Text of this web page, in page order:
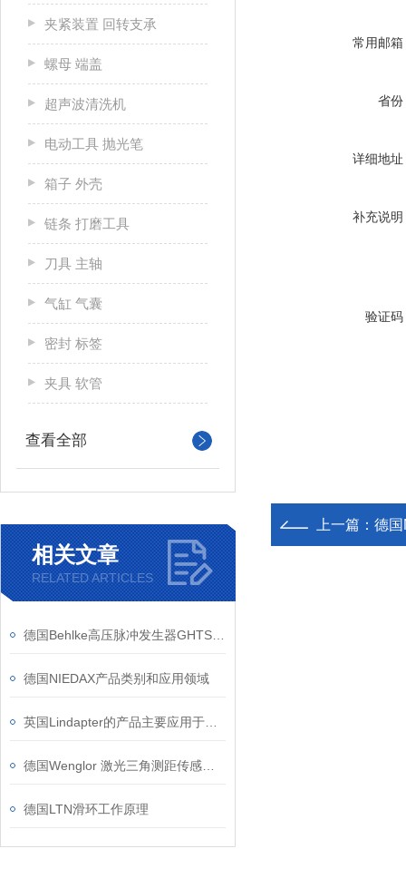
夹紧装置 回转支承
螺母 端盖
超声波清洗机
电动工具 抛光笔
箱子 外壳
链条 打磨工具
刀具 主轴
气缸 气囊
密封 标签
夹具 软管
查看全部
相关文章
RELATED ARTICLES
德国NIEDAX产品类别和应用领域
德国LTN滑环工作原理
常用邮箱
省份
详细地址
补充说明
验证码
上一篇： 德